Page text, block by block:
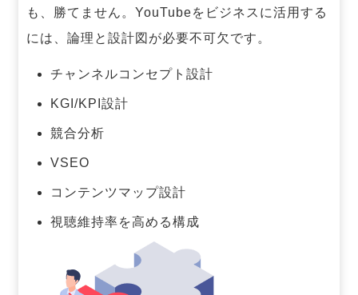
も、勝てません。 YouTubeをビジネスに活用する
には、論理と設計図が必要不可欠です。
チャンネルコンセプト設計
KGI/KPI設計
競合分析
VSEO
コンテンツマップ設計
視聴維持率を高める構成